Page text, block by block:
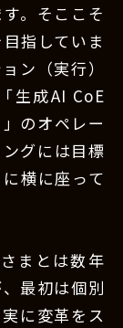
。そここそ
指していま
ン（実行）
生成AI CoE
のオペレー
グには目標
横に座って
まとは数年
最初は個別
に変革をス